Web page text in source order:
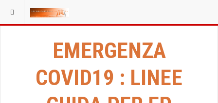
EMERGENZA
COVID19 : LINEE